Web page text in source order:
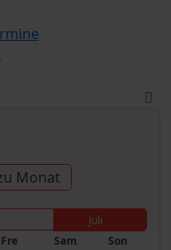
Monat
Juli
Fre Sam
Son